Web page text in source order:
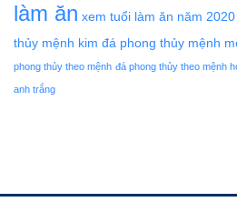
làm ăn xem tuổi làm ăn năm 2020
thủy mệnh kim đá phong thủy mệnh
phong thủy theo mệnh đá phong thủy theo mệnh
anh trắng